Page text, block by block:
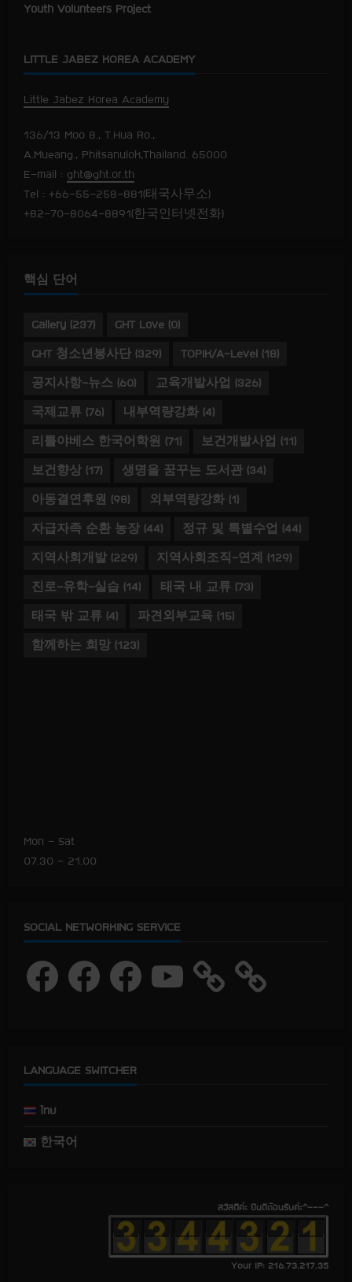
Youth Volunteers Project
LITTLE JABEZ KOREA ACADEMY
Little Jabez Korea Academy
136/13 Moo 8., T.Hua Ro.,
A.Mueang., Phitsanulok,Thailand. 65000
E-mail : ght@ght.or.th
Tel : +66-55-258-881(태국사무소)
+82-70-8064-8891(한국인터넷전화)
핵심 단어
Gallery (237) GHT Love (0)
GHT 청소년봉사단 (329) TOPIK/A-Level (18)
공지사항-뉴스 (60) 교육개발사업 (326)
국제교류 (76) 내부역량강화 (4)
리틀야베스 한국어학원 (71) 보건개발사업 (11)
보건향상 (17) 생명을 꿈꾸는 도서관 (34)
아동결연후원 (98) 외부역량강화 (1)
자급자족 순환 농장 (44) 정규 및 특별수업 (44)
지역사회개발 (229) 지역사회조직-연계 (129)
진로-유학-실습 (14) 태국 내 교류 (73)
태국 밖 교류 (4) 파견외부교육 (15)
함께하는 희망 (123)
Mon – Sat
07.30 – 21.00
SOCIAL NETWORKING SERVICE
a
a
a
Y
u
LANGUAGE SWITCHER
ไทย
한국어
สวัสดีค่ะ ยินดีต้อนรับค่ะ^---^
Your IP: 216.73.217.35